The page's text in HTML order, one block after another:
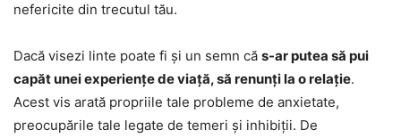
nefericite din trecutul tău.
Dacă visezi linte poate fi și un semn că s-ar putea să pui
capăt unei experiențe de viață, să renunți la o relație.
Acest vis arată propriile tale probleme de anxietate,
preocupările tale legate de temeri și inhibiții. De